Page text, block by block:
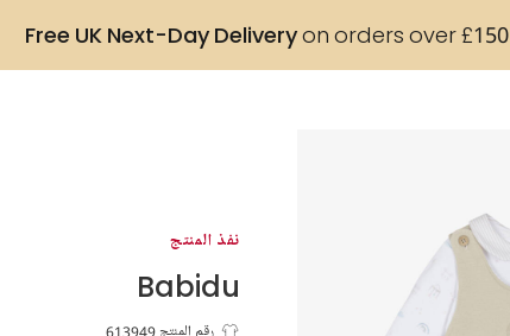
Free UK Next-Day Deliveryon orders over £150
نفذ المنتج
Babidu
رقم المنتج 613949